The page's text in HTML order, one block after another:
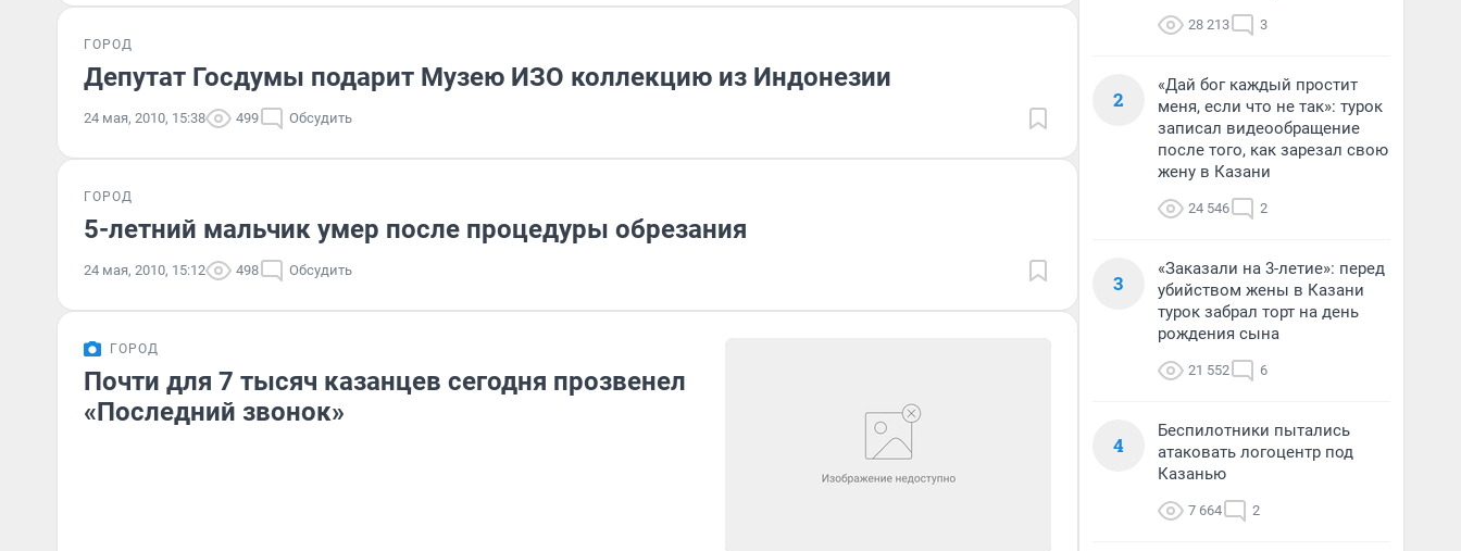
ГОРОД
Депутат Госдумы подарит Музею ИЗО коллекцию из Индонезии
24 мая, 2010, 15:38 499 Обсудить
ГОРОД
5-летний мальчик умер после процедуры обрезания
24 мая, 2010, 15:12 498 Обсудить
ГОРОД
Почти для 7 тысяч казанцев сегодня прозвенел
«Последний звонок»
28 213 3
2
«Дай бог каждый простит
меня, если что не так»: турок
записал видеообращение
после того, как зарезал свою
жену в Казани
24 546 2
3
«Заказали на 3-летие»: перед
убийством жены в Казани
турок забрал торт на день
рождения сына
21 552 6
4
Беспилотники пытались
атаковать логоцентр под
Казанью
7 664 2